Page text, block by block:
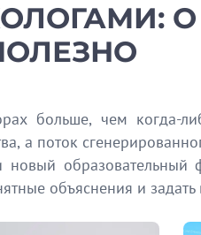
больше, чем
а поток
новый
объяснения и